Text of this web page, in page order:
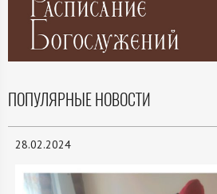
ПОПУЛЯРНЫЕ НОВОСТИ
28.02.2024